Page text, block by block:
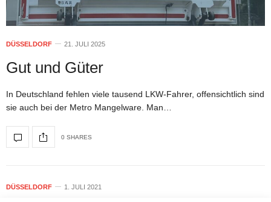
DÜSSELDORF 21. JULI 2025
Gut und Güter
In Deutschland fehlen viele tausend LKW-Fahrer, offensichtlich sind
sie auch bei der Metro Mangelware. Man…
0 SHARES
DÜSSELDORF 1. JULI 2021